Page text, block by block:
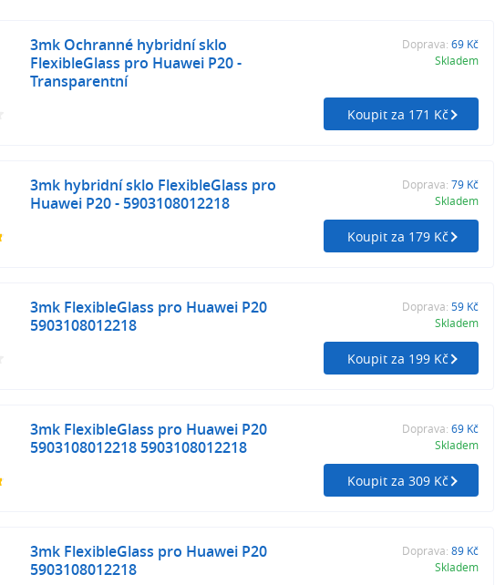
3mk Ochranné hybridní sklo
FlexibleGlass pro Huawei P20 -
Transparentní
Doprava: 69 Kč
Skladem
Koupit za 171 Kč
3mk hybridní sklo FlexibleGlass pro
Huawei P20 - 5903108012218
Doprava: 79 Kč
Skladem
Koupit za 179 Kč
3mk FlexibleGlass pro Huawei P20
5903108012218
Doprava: 59 Kč
Skladem
Koupit za 199 Kč
3mk FlexibleGlass pro Huawei P20
5903108012218 5903108012218
Doprava: 69 Kč
Skladem
Koupit za 309 Kč
3mk FlexibleGlass pro Huawei P20
5903108012218
Doprava: 89 Kč
Skladem